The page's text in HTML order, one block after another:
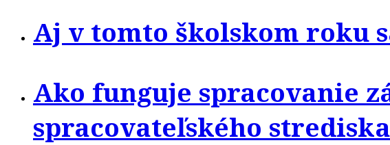
Aj v tomto školskom roku
Ako funguje spracovanie
spracovateľského